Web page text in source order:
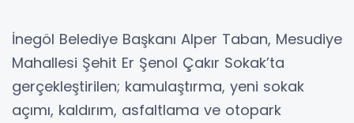
İnegöl Belediye Başkanı Alper Taban, Mesudiye
Mahallesi Şehit Er Şenol Çakır Sokak’ta
gerçekleştirilen; kamulaştırma, yeni sokak
açımı, kaldırım, asfaltlama ve otopark